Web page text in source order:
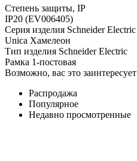
Степень защиты, IP
IP20 (EV006405)
Серия изделия Schneider Electric
Unica Хамелеон
Тип изделия Schneider Electric
Рамка 1-постовая
Возможно, вас это заинтересует
Распродажа
Популярное
Недавно просмотренные